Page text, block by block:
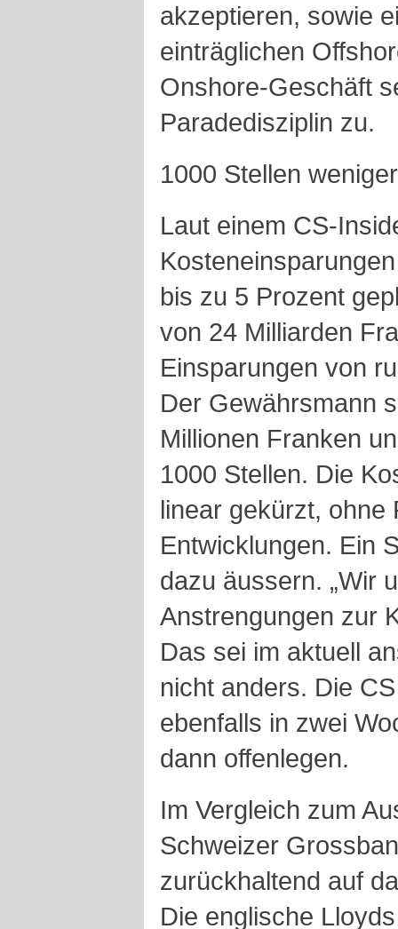
akzeptieren, sowie
einträglichen
Onshore-Geschäft
Paradedisziplin zu.
1000 Stellen
Laut einem CS-
bis zu 5 Prozent
von 24 Milliarden
Einsparungen von
Der Gewährsmann
Millionen Franken
1000 Stellen. Die
linear gekürzt, ohne
Entwicklungen. Ein
dazu äussern. „Wir
Anstrengungen zur
Das sei im aktuell
nicht anders. Die
ebenfalls in zwei
dann offenlegen.
Im Vergleich zum
Schweizer
zurückhaltend auf
Die englische